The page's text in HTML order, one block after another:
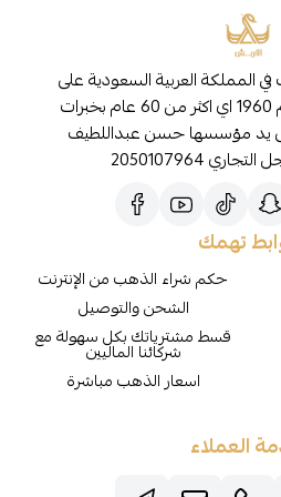
المملكة العربية السعودية على
مستوى الخليج منذ عام 1960 اي اكثر من 60 عام بخبرات
يد مؤسسها حسن عبداللطيف
2050107964
تهمك
حكم شراء الذهب من الإنترنت
الشحن والتوصيل
قسط مشترياتك بكل سهولة مع
شركائنا الماليين
اسعار الذهب مباشرة
العملاء